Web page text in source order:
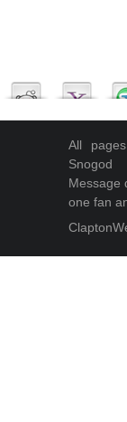
All
Snogod
Message
one fan